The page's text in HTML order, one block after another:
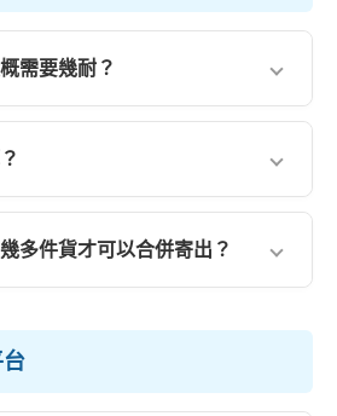
Yen：該張訂單3% OFF
Yen：該張訂單
Yen：該張訂單5% OFF
後的新訂單，不追溯舊單，中途加單亦
認並支付，恕不可取消或退還。
賣期間，若最終未能成功購入
需要幾耐？
，大約需要3-5 日到達香港倉庫。
遇假期或惡劣天氣順延）：
截貨
寄出
倉寄出
達香港後，根據實際重量及體積量
種取件方式（包括觀塘自取、順
寄往澳門）。
。
多件貨才可以合併寄出？
到達的貨物都可以合併計算運費。
本店將會銷毀商品並不作退款。